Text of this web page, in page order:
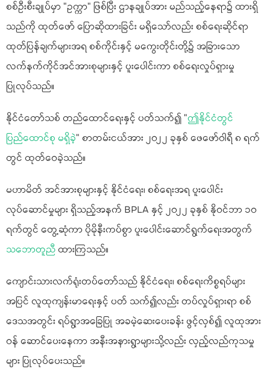
စစ်ဦးစီးချုပ်မှာ "ဥက္ကာ" ဖြစ်ပြီး ဌာနချုပ်အား မည်သည့်နေရာ၌ ထားရှိ
သည်ကို ထုတ်ဖော် ပြောဆိုထားခြင်း မရှိသော်လည်း စစ်ရေးဆိုင်ရာ
ထုတ်ပြန်ချက်များအရ စစ်ကိုင်းနှင့် မကွေးတိုင်းတို့၌ အခြားသော
လက်နက်ကိုင်အင်အားစုများနှင့် ပူးပေါင်းကာ စစ်ရေးလှုပ်ရှားမှု
ပြုလုပ်သည်။
နိုင်ငံတော်သစ် တည်ထောင်ရေးနှင့် ပတ်သက်၍ "ဤနိုင်ငံတွင်
ပြည်ထောင်စု မရှိခဲ့" စာတမ်းငယ်အား ၂၀၂၂ ခုနှစ် ဖေဖော်ဝါရီ ၈ ရက်
တွင် ထုတ်ဝေခဲ့သည်။
မဟာမိတ် အင်အားစုများနှင့် နိုင်ငံရေး၊ စစ်ရေးအရ ပူးပေါင်း
လုပ်ဆောင်မှုများ ရှိသည့်အနက် BPLA နှင့် ၂၀၂၂ ခုနှစ် နိုဝင်ဘာ ၁၀
ရက်တွင် တွေ့ဆုံကာ ပိုမိုနီးကပ်စွာ ပူးပေါင်းဆောင်ရွက်ရေးအတွက်
သဘောတူညီထားကြသည်။
ကျောင်းသားလက်ရုံးတပ်တော်သည် နိုင်ငံရေး၊ စစ်ရေးကိစ္စရပ်များ
အပြင် လူထုကျန်းမာရေးနှင့် ပတ် သက်၍လည်း တပ်လှုပ်ရှားရာ စစ်
ဒေသအတွင်း ရပ်ရွာအခြေပြု အခမဲ့ဆေးပေးခန်း ဖွင့်လှစ်၍ လူထုအား
ဝန် ဆောင်ပေးနေကာ အနီးအနားရွာများသို့လည်း လှည့်လည်ကုသမှု
များ ပြုလုပ်ပေးသည်။